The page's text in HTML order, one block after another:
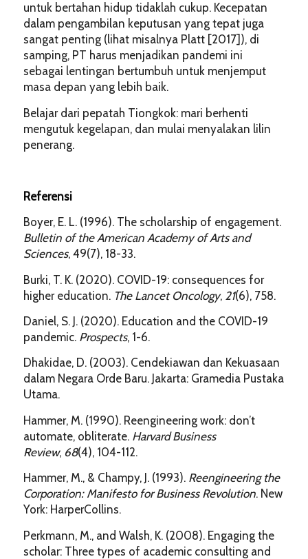
untuk bertahan hidup tidaklah cukup. Kecepatan
dalam pengambilan keputusan yang tepat juga
sangat penting (lihat misalnya Platt [2017]), di
samping, PT harus menjadikan pandemi ini
sebagai lentingan bertumbuh untuk menjemput
masa depan yang lebih baik.
Belajar dari pepatah Tiongkok: mari berhenti
mengutuk kegelapan, dan mulai menyalakan lilin
penerang.
Referensi
Boyer, E. L. (1996). The scholarship of engagement.
Bulletin of the American Academy of Arts and
Sciences, 49(7), 18-33.
Burki, T. K. (2020). COVID-19: consequences for
higher education. The Lancet Oncology, 21(6), 758.
Daniel, S. J. (2020). Education and the COVID-19
pandemic. Prospects, 1-6.
Dhakidae, D. (2003). Cendekiawan dan Kekuasaan
dalam Negara Orde Baru. Jakarta: Gramedia Pustaka
Utama.
Hammer, M. (1990). Reengineering work: don’t
automate, obliterate. Harvard Business
Review, 68(4), 104-112.
Hammer, M., & Champy, J. (1993). Reengineering the
Corporation: Manifesto for Business Revolution. New
York: HarperCollins.
Perkmann, M., and Walsh, K. (2008). Engaging the
scholar: Three types of academic consulting and